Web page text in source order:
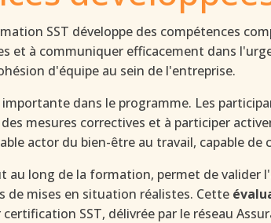
SST développe des compétences
et à communiquer efficacement dans
d'équipe au sein de l'entreprise.
dans le programme. Les
mesures correctives et à participer
actor du bien-être au travail, capable
au long de la formation, permet de
de mises en situation réalistes. Cette
SST, délivrée par le réseau